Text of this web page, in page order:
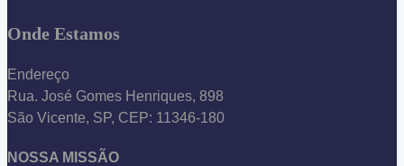
Onde Estamos
Endereço
Rua. José Gomes Henriques, 898
São Vicente, SP, CEP: 11346-180
NOSSA MISSÃO